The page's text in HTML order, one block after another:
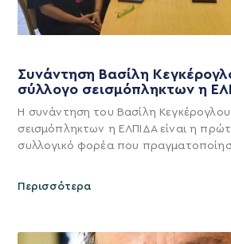
Συνάντηση Βασίλη
σύλλογο σεισμόπληκτων η
Η συνάντηση του Βασίλη
σεισμόπληκτων η ΕΛΠΙΔΑ είναι η
συλλογικό φορέα που
Περισσότερα